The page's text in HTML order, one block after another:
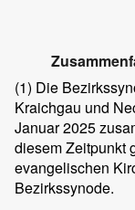
(1) Die
Kraichgau und
Januar 2025
diesem Zeitpunkt
evangelischen
Bezirkssynode.